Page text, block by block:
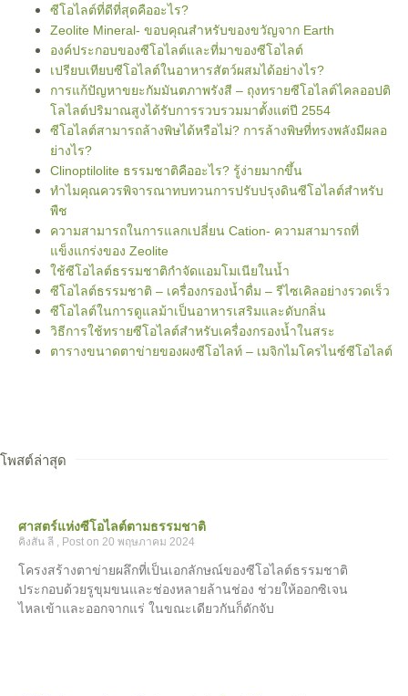
ซีโอไลต์ที่ดีที่สุดคืออะไร?
Zeolite Mineral- ขอบคุณสำหรับของขวัญจาก Earth
องค์ประกอบของซีโอไลต์และที่มาของซีโอไลต์
เปรียบเทียบซีโอไลต์ในอาหารสัตว์ผสมได้อย่างไร?
การแก้ปัญหาขยะกัมมันตภาพรังสี – ถุงทรายซีโอไลต์ไคลออปติ
โลไลต์ปริมาณสูงได้รับการรวบรวมมาตั้งแต่ปี 2554
ซีโอไลต์สามารถล้างพิษได้หรือไม่? การล้างพิษที่ทรงพลังมีผลอ
ย่างไร?
Clinoptilolite ธรรมชาติคืออะไร? รู้ง่ายมากขึ้น
ทำไมคุณควรพิจารณาทบทวนการปรับปรุงดินซีโอไลต์สำหรับ
พืช
ความสามารถในการแลกเปลี่ยน Cation- ความสามารถที่
แข็งแกร่งของ Zeolite
ใช้ซีโอไลต์ธรรมชาติกำจัดแอมโมเนียในน้ำ
ซีโอไลต์ธรรมชาติ – เครื่องกรองน้ำดื่ม – รีไซเคิลอย่างรวดเร็ว
ซีโอไลต์ในการดูแลม้าเป็นอาหารเสริมและดับกลิ่น
วิธีการใช้ทรายซีโอไลต์สำหรับเครื่องกรองน้ำในสระ
ตารางขนาดตาข่ายของผงซีโอไลท์ – เมจิกไมโครไนซ์ซีโอไลต์
โพสต์ล่าสุด
ศาสตร์แห่งซีโอไลต์ตามธรรมชาติ
คิงสัน ลี 20 พฤษภาคม 2024
โครงสร้างตาข่ายผลึกที่เป็นเอกลักษณ์ของซีโอไลต์ธรรมชาติ
ประกอบด้วยรูขุมขนและช่องหลายล้านช่อง ช่วยให้ออกซิเจน
ไหลเข้าและออกจากแร่ ในขณะเดียวกันก็ดักจับ